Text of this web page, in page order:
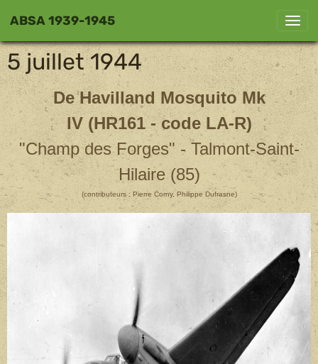
ABSA 1939-1945
5 juillet 1944
De Havilland Mosquito Mk
IV (HR161 - code LA-R)
"Champ des Forges" - Talmont-Saint-
Hilaire (85)
(contributeurs : Pierre Corny, Philippe Dufrasne)